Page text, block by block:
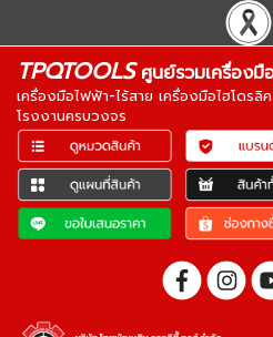
TPQTOOLSศูนย์รวมเครื่องมื
เครื่องมือไฟฟ้า-ไร้สาย เครื่องมือไฮโดร
โรงงานครบวงจร